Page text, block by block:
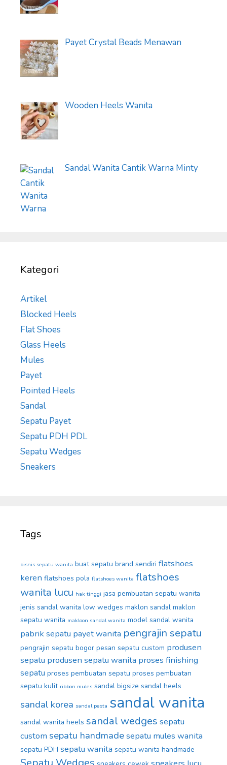
Payet Crystal Beads Menawan
Wooden Heels Wanita
Sandal Wanita Cantik Warna Minty
Kategori
Artikel
Blocked Heels
Flat Shoes
Glass Heels
Mules
Payet
Pointed Heels
Sandal
Sepatu Payet
Sepatu PDH PDL
Sepatu Wedges
Sneakers
Tags
bisnis sepatu wanita buat sepatu brand sendiri flatshoes
keren flatshoes pola flatshoes wanita flatshoes
wanita lucu hak tinggi jasa pembuatan sepatu wanita
jenis sandal wanita low wedges maklon sandal maklon
sepatu wanita makloon sandal wanita model sandal wanita
pabrik sepatu payet wanita pengrajin sepatu
pengrajin sepatu bogor pesan sepatu custom produsen
sepatu produsen sepatu wanita proses finishing
sepatu proses pembuatan sepatu proses pembuatan
sepatu kulit ribbon mules sandal bigsize sandal heels
sandal korea sandal pesta sandal wanita
sandal wanita heels sandal wedges sepatu
custom sepatu handmadesepatu mules wanita
sepatu PDH sepatu wanita sepatu wanita handmade